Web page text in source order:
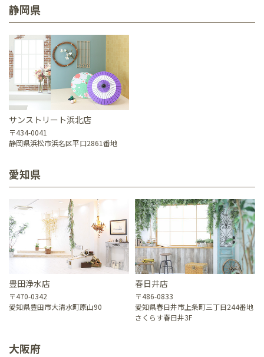
静岡県
サンストリート浜北店
〒434-0041
静岡県浜松市浜名区平口2861番地
愛知県
豊田浄水店
〒470-0342
愛知県豊田市大清水町原山90
春日井店
〒486-0833
愛知県春日井市上条町三丁目244番地
さくらす春日井3F
大阪府